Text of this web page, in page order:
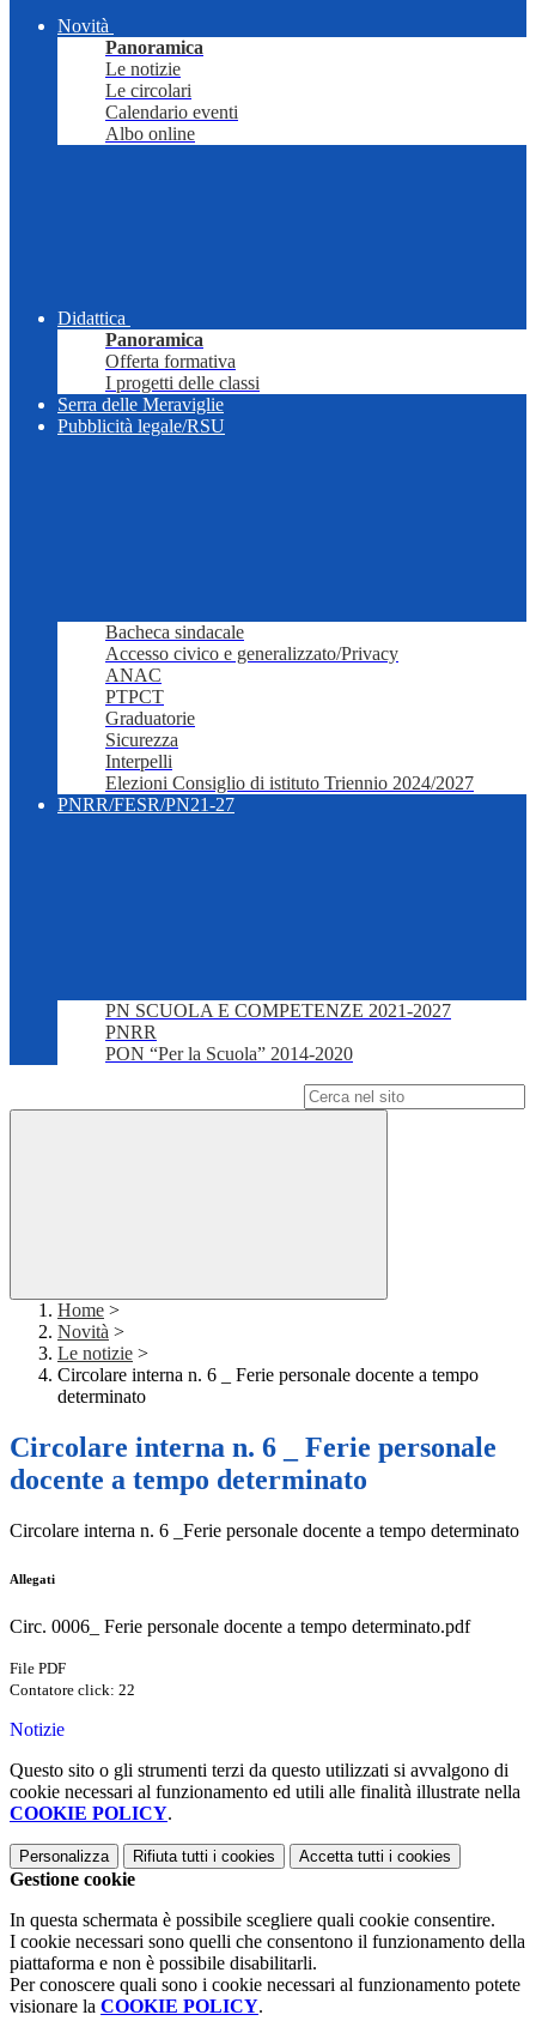
Novità
Panoramica
Le notizie
Le circolari
Calendario eventi
Albo online
Didattica
Panoramica
Offerta formativa
I progetti delle classi
Serra delle Meraviglie
Pubblicità legale/RSU
Bacheca sindacale
Accesso civico e generalizzato/Privacy
ANAC
PTPCT
Graduatorie
Sicurezza
Interpelli
Elezioni Consiglio di istituto Triennio 2024/2027
PNRR/FESR/PN21-27
PN SCUOLA E COMPETENZE 2021-2027
PNRR
PON “Per la Scuola” 2014-2020
Home >
Novità >
Le notizie >
Circolare interna n. 6 _ Ferie personale docente a tempo
determinato
Circolare interna n. 6 _ Ferie personale
docente a tempo determinato
Circolare interna n. 6 _Ferie personale docente a tempo determinato
Allegati
Circ. 0006_ Ferie personale docente a tempo determinato.pdf
File PDF
Contatore click: 22
Notizie
Questo sito o gli strumenti terzi da questo utilizzati si avvalgono di
cookie necessari al funzionamento ed utili alle finalità illustrate nella
COOKIE POLICY.
Personalizza Rifiuta tutti i cookies Accetta tutti i cookies
Gestione cookie
In questa schermata è possibile scegliere quali cookie consentire.
I cookie necessari sono quelli che consentono il funzionamento della
piattaforma e non è possibile disabilitarli.
Per conoscere quali sono i cookie necessari al funzionamento potete
visionare la COOKIE POLICY.